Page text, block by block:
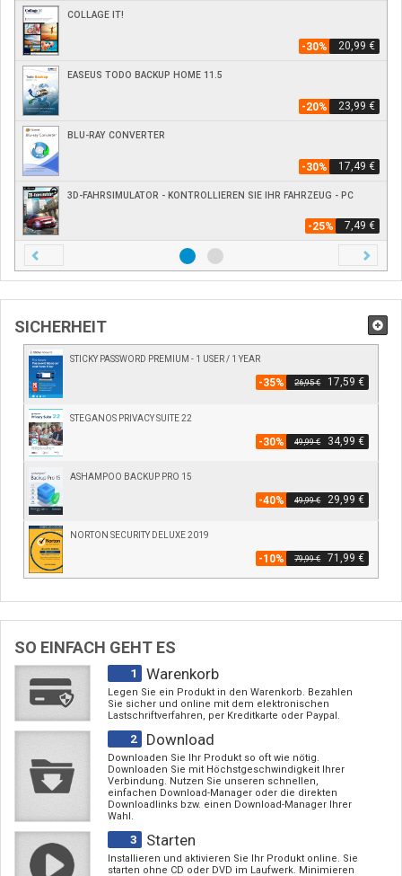
COLLAGE IT!
-30% 20,99 €
EASEUS TODO BACKUP HOME 11.5
-20% 23,99 €
BLU-RAY CONVERTER
-30% 17,49 €
3D-FAHRSIMULATOR - KONTROLLIEREN SIE IHR FAHRZEUG - PC
-25% 7,49 €
SICHERHEIT
STICKY PASSWORD PREMIUM - 1 USER / 1 YEAR
-35% 26,95 € 17,59 €
STEGANOS PRIVACY SUITE 22
-30% 49,99 € 34,99 €
ASHAMPOO BACKUP PRO 15
-40% 49,99 € 29,99 €
NORTON SECURITY DELUXE 2019
-10% 79,99 € 71,99 €
SO EINFACH GEHT ES
1 Warenkorb
Legen Sie ein Produkt in den Warenkorb. Bezahlen
Sie sicher und online mit dem elektronischen
Lastschriftverfahren, per Kreditkarte oder Paypal.
2 Download
Downloaden Sie Ihr Produkt so oft wie nötig.
Downloaden Sie mit Höchstgeschwindigkeit Ihrer
Verbindung. Nutzen Sie unseren schnellen,
einfachen Download-Manager oder die direkten
Downloadlinks bzw. einen Download-Manager Ihrer
Wahl.
3 Starten
Installieren und aktivieren Sie Ihr Produkt online. Sie
starten ohne CD oder DVD im Laufwerk. Minimieren